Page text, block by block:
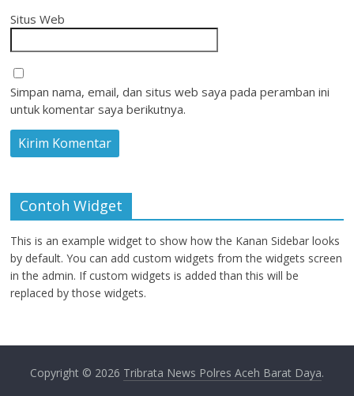
Situs Web
Simpan nama, email, dan situs web saya pada peramban ini
untuk komentar saya berikutnya.
Contoh Widget
This is an example widget to show how the Kanan Sidebar looks
by default. You can add custom widgets from the widgets screen
in the admin. If custom widgets is added than this will be
replaced by those widgets.
Copyright © 2026 Tribrata News Polres Aceh Barat Daya.